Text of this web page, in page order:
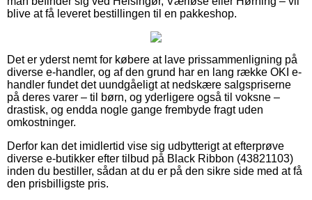
blive at få leveret bestillingen til en pakkeshop.
Det er yderst nemt for købere at lave prissammenligning på
diverse e-handler, og af den grund har en lang række OKI e-
handler fundet det uundgåeligt at nedskære salgspriserne
på deres varer – til børn, og yderligere også til voksne –
drastisk, og endda nogle gange frembyde fragt uden
omkostninger.
Derfor kan det imidlertid vise sig udbytterigt at efterprøve
diverse e-butikker efter tilbud på Black Ribbon (43821103)
inden du bestiller, sådan at du er på den sikre side med at få
den prisbilligste pris.